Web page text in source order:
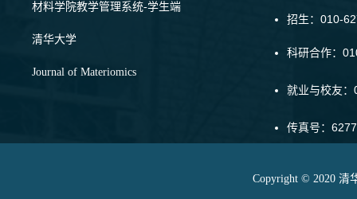
材料学院教学管理系统-学生端
清华大学
Journal of Materiomics
招生：010-
科研合作：
就业与校友
传真号：
Copyright © 2020 清